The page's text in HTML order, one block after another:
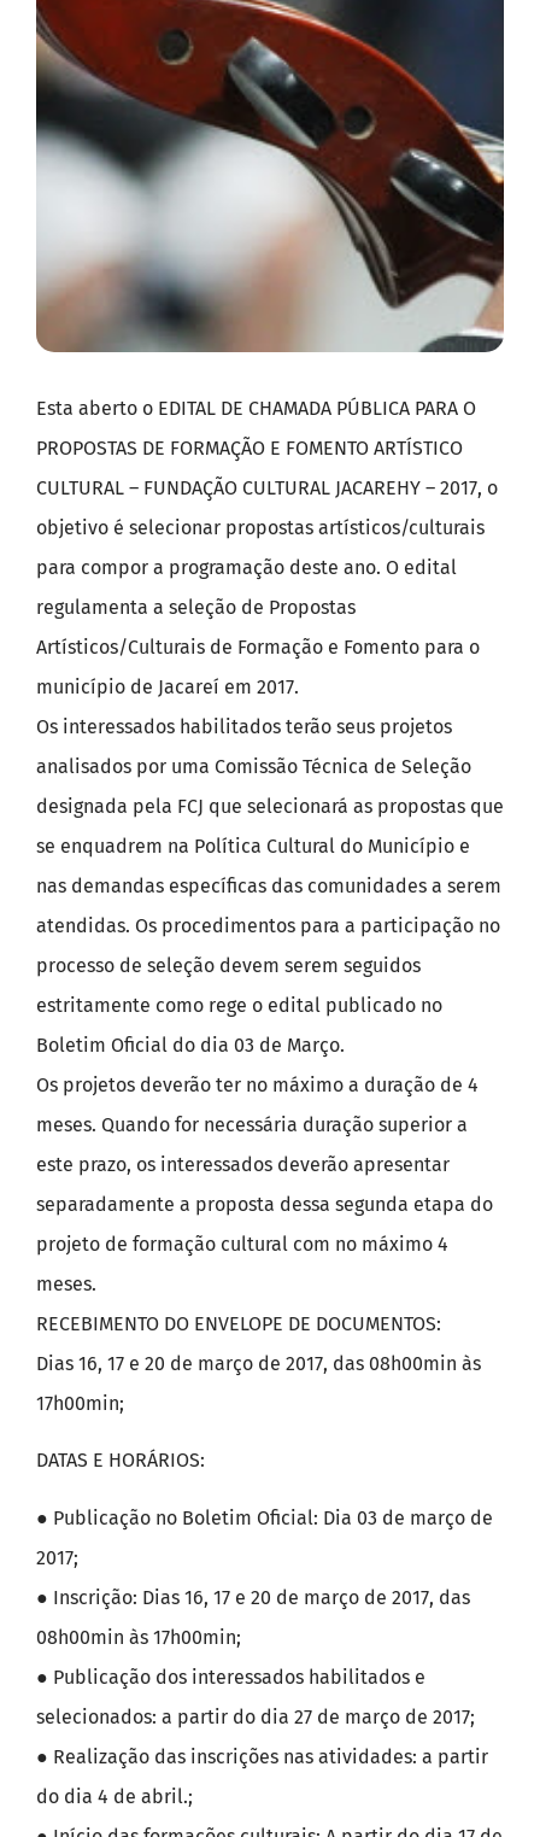
Esta aberto o EDITAL DE CHAMADA PÚBLICA PARA O
PROPOSTAS DE FORMAÇÃO E FOMENTO ARTÍSTICO
CULTURAL – FUNDAÇÃO CULTURAL JACAREHY – 2017, o
objetivo é selecionar propostas artísticos/culturais
para compor a programação deste ano. O edital
regulamenta a seleção de Propostas
Artísticos/Culturais de Formação e Fomento para o
município de Jacareí em 2017.
Os interessados habilitados terão seus projetos
analisados por uma Comissão Técnica de Seleção
designada pela FCJ que selecionará as propostas que
se enquadrem na Política Cultural do Município e
nas demandas específicas das comunidades a serem
atendidas. Os procedimentos para a participação no
processo de seleção devem serem seguidos
estritamente como rege o edital publicado no
Boletim Oficial do dia 03 de Março.
Os projetos deverão ter no máximo a duração de 4
meses. Quando for necessária duração superior a
este prazo, os interessados deverão apresentar
separadamente a proposta dessa segunda etapa do
projeto de formação cultural com no máximo 4
meses.
RECEBIMENTO DO ENVELOPE DE DOCUMENTOS:
Dias 16, 17 e 20 de março de 2017, das 08h00min às
17h00min;
DATAS E HORÁRIOS:
● Publicação no Boletim Oficial: Dia 03 de março de
2017;
● Inscrição: Dias 16, 17 e 20 de março de 2017, das
08h00min às 17h00min;
● Publicação dos interessados habilitados e
selecionados: a partir do dia 27 de março de 2017;
● Realização das inscrições nas atividades: a partir
do dia 4 de abril.;